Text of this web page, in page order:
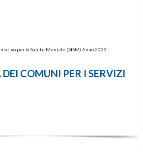
per la Salute Mentale (SISM) Anno 2023
DEI COMUNI PER I SERVIZI